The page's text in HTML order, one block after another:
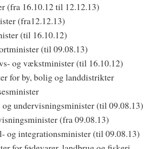
(fra 16.10.12 til 12.12.13)
(fra12.12.13)
(til 16.10.12)
(til 09.08.13)
og vækstminister (til 16.10.12)
for by, bolig og landdistrikter
undervisningsminister (til 09.08.13)
(fra 09.08.13)
og integrationsminister (til 09.08.13)